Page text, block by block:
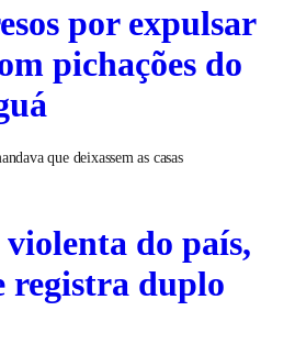
por expulsar
pichações do
que deixassem as casas
do país,
registra duplo